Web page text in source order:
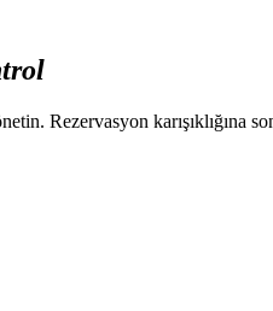
Rezervasyon karışıklığına